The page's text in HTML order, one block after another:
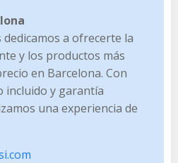
dedicamos a ofrecerte la
y los productos más
en Barcelona. Con
incluido y garantía
una experiencia de